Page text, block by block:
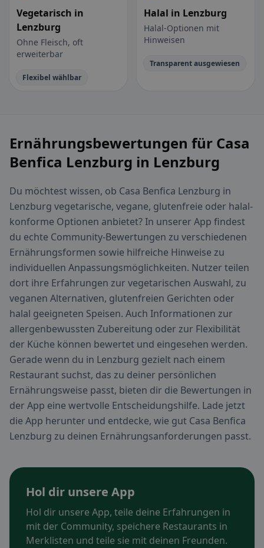
Vegetarisch in
Lenzburg
Ohne Fleisch, oft
erweiterbar
Flexibel wählbar
Halal in Lenzburg
Halal-Optionen mit
Hinweisen
Transparent ausgewiesen
Ernährungsbewertungen für Casa
Benfica Lenzburg in Lenzburg
Du möchtest wissen, ob Casa Benfica Lenzburg in
Lenzburg vegetarische, vegane, glutenfreie oder halal-
konforme Optionen anbietet? In unserer App findest
du echte Community-Bewertungen zu verschiedenen
Ernährungsformen sowie hilfreiche Hinweise zu
individuellen Anpassungsmöglichkeiten. Nutzer teilen
dort ihre Erfahrungen zur vegetarischen Auswahl, zu
veganen Alternativen, glutenfreien Gerichten oder
halal geeigneten Speisen. Auch Informationen zur
allergenbewussten Zubereitung oder zur Flexibilität
der Küche können bewertet und eingesehen werden.
Gerade wenn du in Lenzburg gezielt nach einem
Restaurant suchst, das zu deiner persönlichen
Ernährungsweise passt, bieten dir die Bewertungen in
der App eine wertvolle Entscheidungshilfe. Lade jetzt
die App herunter und entdecke, wie gut Casa Benfica
Lenzburg zu deinen Ernährungsanforderungen passt.
Hol dir unsere App
Hol dir unsere App, teile deine Erfahrungen in
mit der Community, speichere Restaurants in
Merklisten und teile sie mit deinen Freunden.